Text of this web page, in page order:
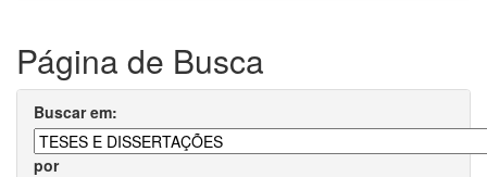
Página de Busca
Buscar em:
por